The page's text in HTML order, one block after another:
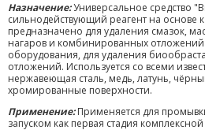
Назначение:Универсальное средство
сильнодействующий реагент на основе
предназначено для удаления смазок,
нагаров и комбинированных отложений
оборудования, для удаления
отложений. Используется со всеми
нержавеющая сталь, медь, латунь,
хромированные поверхности.
Применение:Применяется для
запуском как первая стадия